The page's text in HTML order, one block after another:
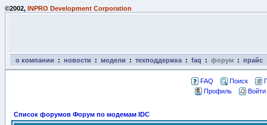
©2002, INPRO Development Corporation
о компании : новости : модели : техподдержка : faq : форум : прайс
FAQ Поиск
Профиль
Список форумов Форум по модемам IDC